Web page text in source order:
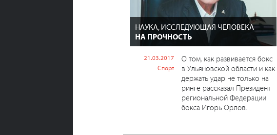
НАУКА, ИССЛЕДУЮЩАЯ ЧЕЛОВЕКА
НА ПРОЧНОСТЬ
21.03.2017
Спорт
О том, как развивается бокс
в Ульяновской области и как
держать удар не только на
ринге рассказал Президент
региональной Федерации
бокса Игорь Орлов.